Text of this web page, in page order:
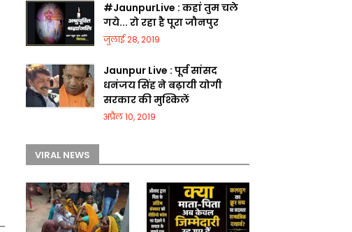
#JaunpurLive : कहां तुम चले
गये... रो रहा है पूरा जौनपुर
जुलाई 28, 2019
Jaunpur Live : पूर्व सांसद
धनंजय सिंह ने बढ़ायी योगी
सरकार की मुश्किलें
अप्रैल 10, 2019
VIRAL NEWS